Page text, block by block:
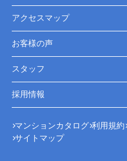
アクセスマップ
お客様の声
スタッフ
採用情報
マンションカタログ 利用規約
サイトマップ